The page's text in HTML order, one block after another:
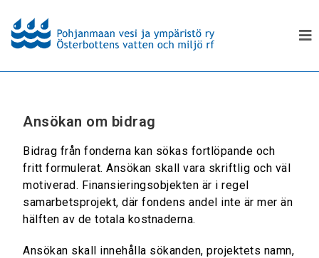
Ansökan om bidrag
Bidrag från fonderna kan sökas fortlöpande och
fritt formulerat. Ansökan skall vara skriftlig och väl
motiverad. Finansieringsobjekten är i regel
samarbetsprojekt, där fondens andel inte är mer än
hälften av de totala kostnaderna.
Ansökan skall innehålla sökanden, projektets namn,